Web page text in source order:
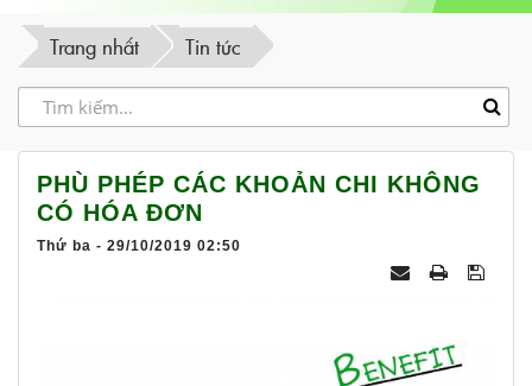
tạo
Việt
-
Trang nhất Tin tức
PHÙ PHÉP CÁC KHOẢN CHI KHÔNG
CÓ HÓA ĐƠN
Thứ ba - 29/10/2019 02:50